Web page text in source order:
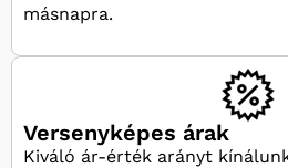
másnapra.
Versenyképes árak
Kiváló ár-érték arányt